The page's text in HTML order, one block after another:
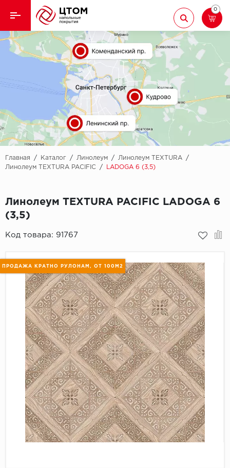
Назад
Кварцвиниловая плитка
Назад
Aberhof
Adelar
Alfa
AllureFloor
Alpine floor
Arbiton
Bonkeel
Classen
CorkArt Vinyl
CronaFloor
Damy Floor
Decoria
Dolce Flooring
ECO Parquet
Ламинат
Ковролин
Линолеум
Паркет
Плинтус
0
Главная / Каталог / Линолеум / Линолеум TEXTURA
/
Линолеум TEXTURA PACIFIC
/ LADOGA 6 (3,5)
Линолеум TEXTURA PACIFIC LADOGA 6
(3,5)
Код товара: 91767
ПРОДАЖА КРАТНО РУЛОНАМ, ОТ 100М2